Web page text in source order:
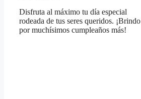
Disfruta al máximo tu día especial
rodeada de tus seres queridos. ¡Brindo
por muchísimos cumpleaños más!